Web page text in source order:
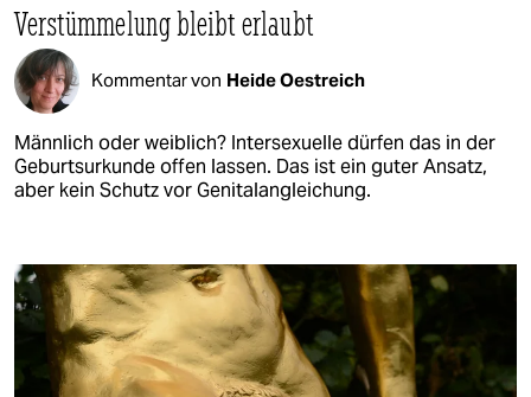
Verstümmelung bleibt erlaubt
Kommentar von Heide Oestreich
Männlich oder weiblich? Intersexuelle dürfen das in der
Geburtsurkunde offen lassen. Das ist ein guter Ansatz,
aber kein Schutz vor Genitalangleichung.